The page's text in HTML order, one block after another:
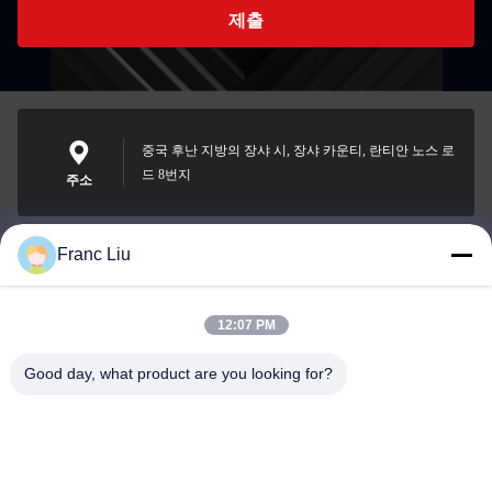
제출
주소
중국 후난 지방의 장샤 시, 장샤 카운티, 란티안 노스 로
드 8번지
sales09@vdbattery.com
Franc Liu
12:07 PM
Good day, what product are you looking for?